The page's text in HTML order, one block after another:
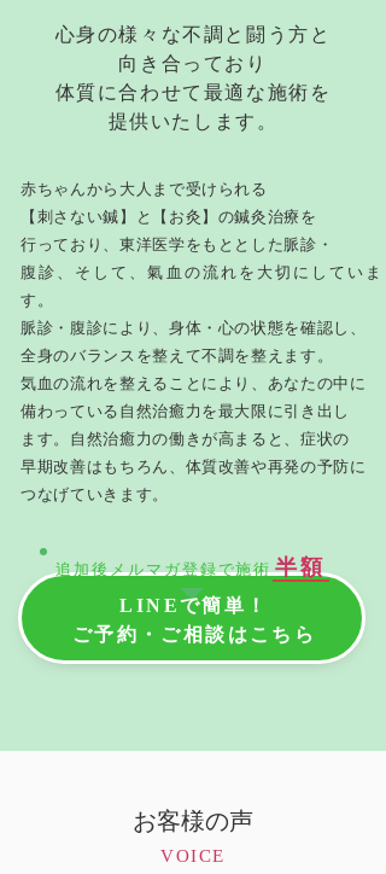
心身の様々な不調と闘う方と
向き合っており
体質に合わせて最適な施術を
提供いたします。
赤ちゃんから大人まで受けられる
【刺さない鍼】と【お灸】の鍼灸治療を
行っており、東洋医学をもととした脈診・
腹診、そして、氣血の流れを大切にしていま
す。
脈診・腹診により、身体・心の状態を確認し、
全身のバランスを整えて不調を整えます。
気血の流れを整えることにより、あなたの中に
備わっている自然治癒力を最大限に引き出し
ます。自然治癒力の働きが高まると、症状の
早期改善はもちろん、体質改善や再発の予防に
つなげていきます。
追加後メルマガ登録で施術半額
LINEで簡単！
ご予約・ご相談はこちら
お客様の声
VOICE